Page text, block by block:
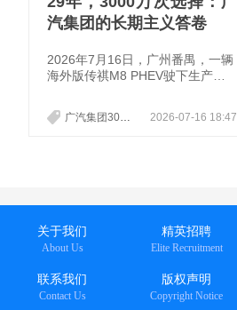
汽集团的长期主义答卷
2026年7月16日，广州番禺，一辆
海外版传祺M8 PHEV驶下生产
辆整车，更标志着广汽成为继一
汽、上汽、东风、长安之后，国内
到年产销突破200万辆、连续13年
000万辆用了20年，从1000万辆到
3000万
2026-07-16 18:47
广汽集团3000万辆
关于我们
About Us
精英招聘
Elite Recruitment
联系我们
Contact Us
版权声明
Copyright Notice